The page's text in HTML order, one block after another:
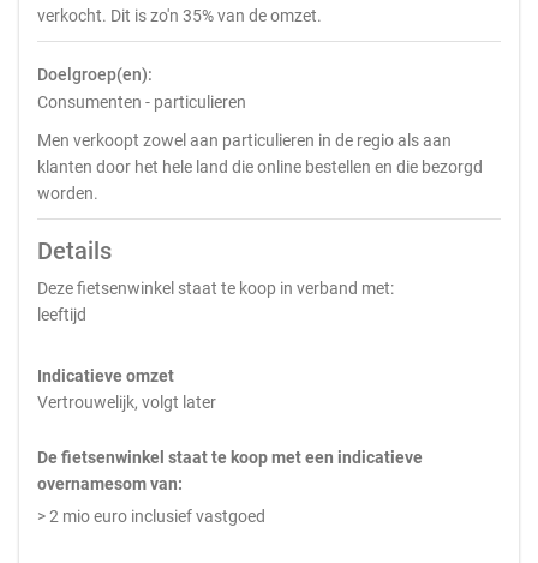
verkocht. Dit is zo'n 35% van de omzet.
Doelgroep(en):
Consumenten - particulieren
Men verkoopt zowel aan particulieren in de regio als aan
klanten door het hele land die online bestellen en die bezorgd
worden.
Details
Deze fietsenwinkel staat te koop in verband met:
leeftijd
Indicatieve omzet
Vertrouwelijk, volgt later
De fietsenwinkel staat te koop met een indicatieve
overnamesom van:
> 2 mio euro inclusief vastgoed